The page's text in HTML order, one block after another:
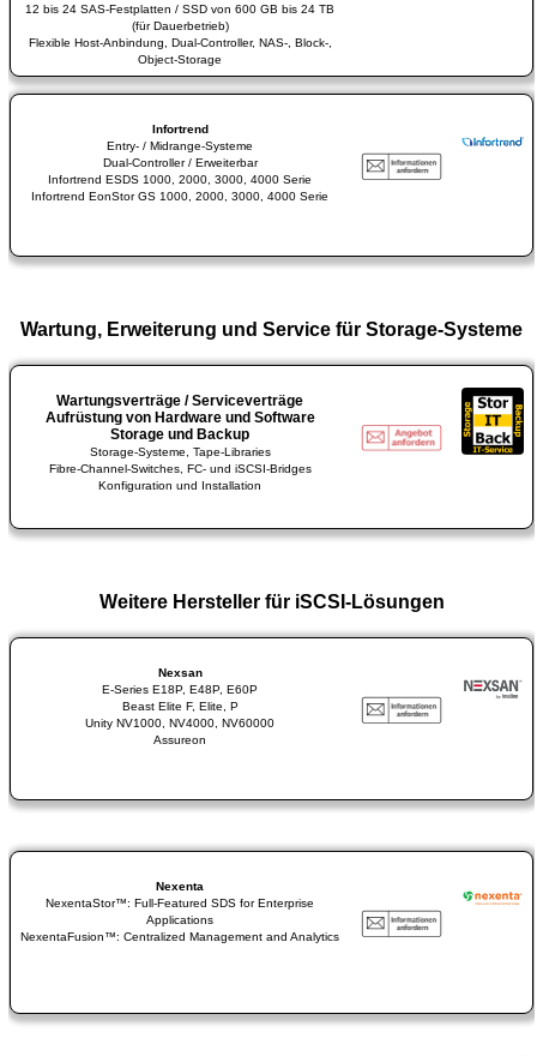
12 bis 24 SAS-Festplatten / SSD von 600 GB bis 24 TB
(für Dauerbetrieb)
Flexible Host-Anbindung, Dual-Controller, NAS-, Block-,
Object-Storage
Infortrend
Entry- / Midrange-Systeme
Dual-Controller / Erweiterbar
Infortrend ESDS 1000, 2000, 3000, 4000 Serie
Infortrend EonStor GS 1000, 2000, 3000, 4000 Serie
Wartung, Erweiterung und Service für Storage-Systeme
Wartungsverträge / Serviceverträge
Aufrüstung von Hardware und Software
Storage und Backup
Storage-Systeme, Tape-Libraries
Fibre-Channel-Switches, FC- und iSCSI-Bridges
Konfiguration und Installation
Weitere Hersteller für iSCSI-Lösungen
Nexsan
E-Series E18P, E48P, E60P
Beast Elite F, Elite, P
Unity NV1000, NV4000, NV60000
Assureon
Nexenta
NexentaStor™: Full-Featured SDS for Enterprise
Applications
NexentaFusion™: Centralized Management and Analytics